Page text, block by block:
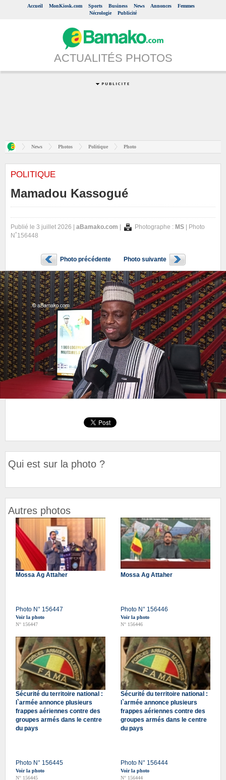
Accueil MonKiosk.com Sports Business News Annonces
Femmes
Nécrologie
Publicité
ACTUALITÉS PHOTOS
News Photos Politique Photo
POLITIQUE
Mamadou Kassogué
Publié le 3 juillet 2026 | aBamako.com Photographe : MS | Photo
N˚156448
Photo précédente Photo suivante
Qui est sur la photo ?
Autres photos
Mossa Ag Attaher
Photo N° 156447
Voir la photo
N° 156447
Mossa Ag Attaher
Photo N° 156446
Voir la photo
N° 156446
Sécurité du territoire national :
l`armée annonce plusieurs
frappes aériennes contre des
groupes armés dans le centre
du pays
Photo N° 156445
Voir la photo
N° 156445
Sécurité du territoire national :
l`armée annonce plusieurs
frappes aériennes contre des
groupes armés dans le centre
du pays
Photo N° 156444
Voir la photo
N° 156444